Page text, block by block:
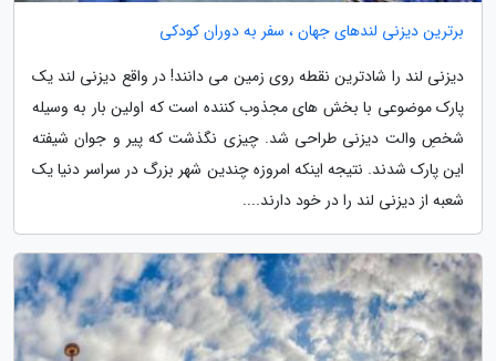
برترین دیزنی لندهای جهان ، سفر به دوران کودکی
دیزنی لند را شادترین نقطه روی زمین می دانند! در واقع دیزنی لند یک
پارک موضوعی با بخش های مجذوب کننده است که اولین بار به وسیله
شخصِ والت دیزنی طراحی شد. چیزی نگذشت که پیر و جوان شیفته
این پارک شدند. نتیجه اینکه امروزه چندین شهر بزرگ در سراسر دنیا یک
شعبه از دیزنی لند را در خود دارند....